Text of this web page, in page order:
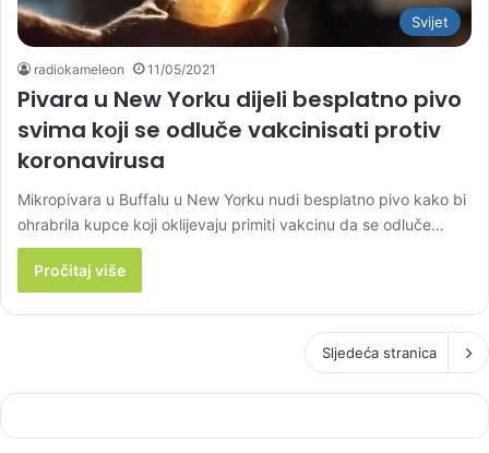
Svijet
radiokameleon 11/05/2021
Pivara u New Yorku dijeli besplatno pivo
svima koji se odluče vakcinisati protiv
koronavirusa
Mikropivara u Buffalu u New Yorku nudi besplatno pivo kako bi
ohrabrila kupce koji oklijevaju primiti vakcinu da se odluče…
Pročitaj više
Sljedeća stranica